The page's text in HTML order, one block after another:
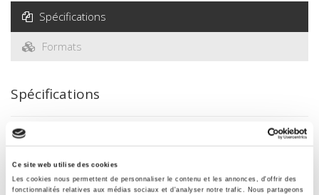
Ce site web utilise des cookies
Les cookies nous permettent de personnaliser le contenu et les annonces, d'offrir des
fonctionnalités relatives aux médias sociaux et d'analyser notre trafic. Nous partageons
Spécifications
Formats
Spécifications
Éditeur
Co-éditeur
Dalloz